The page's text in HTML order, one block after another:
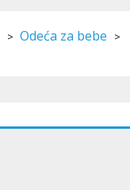
> Odeća za bebe >